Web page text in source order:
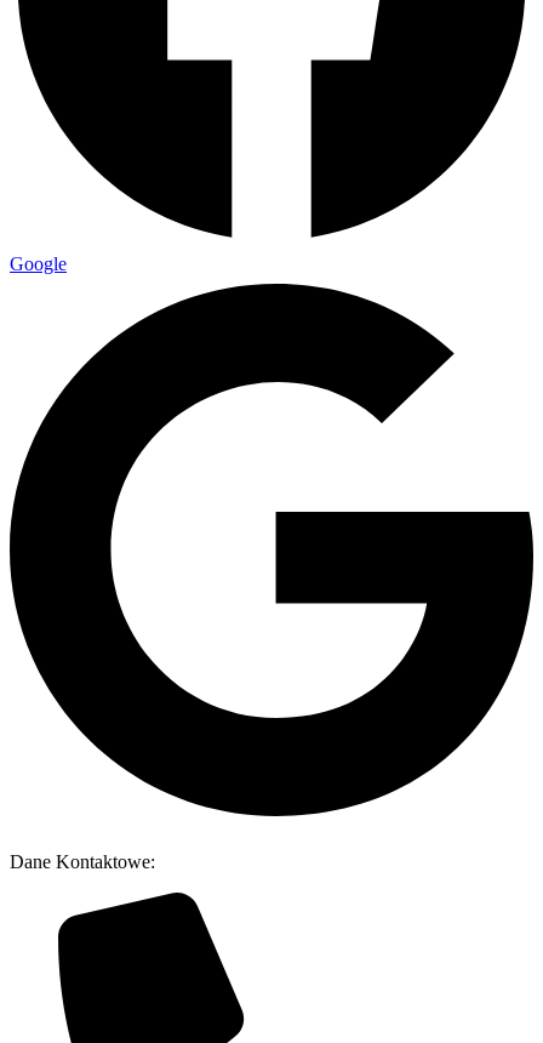
Google
Dane Kontaktowe: